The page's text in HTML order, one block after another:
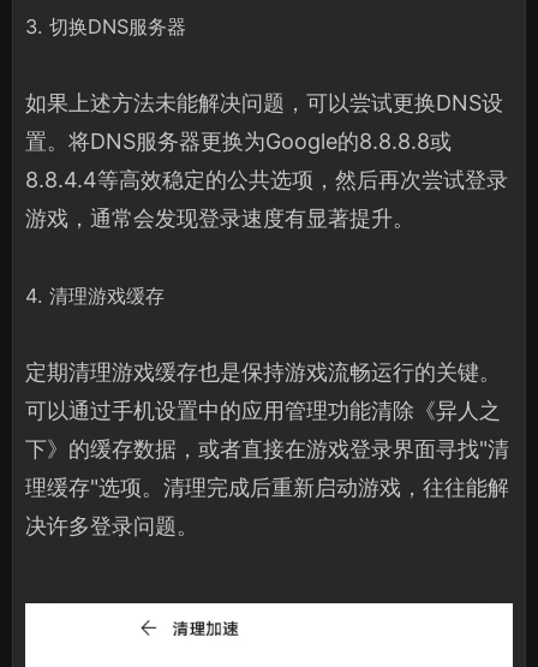
3. 切换DNS服务器
如果上述方法未能解决问题，可以尝试更换DNS设
置。将DNS服务器更换为Google的8.8.8.8或
8.8.4.4等高效稳定的公共选项，然后再次尝试登录
游戏，通常会发现登录速度有显著提升。
4. 清理游戏缓存
定期清理游戏缓存也是保持游戏流畅运行的关键。
可以通过手机设置中的应用管理功能清除《异人之
下》的缓存数据，或者直接在游戏登录界面寻找"清
理缓存"选项。清理完成后重新启动游戏，往往能解
决许多登录问题。